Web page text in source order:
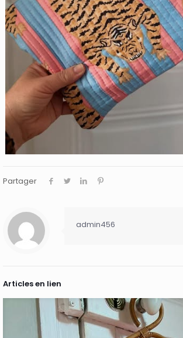
Partager
admin456
Articles en lien